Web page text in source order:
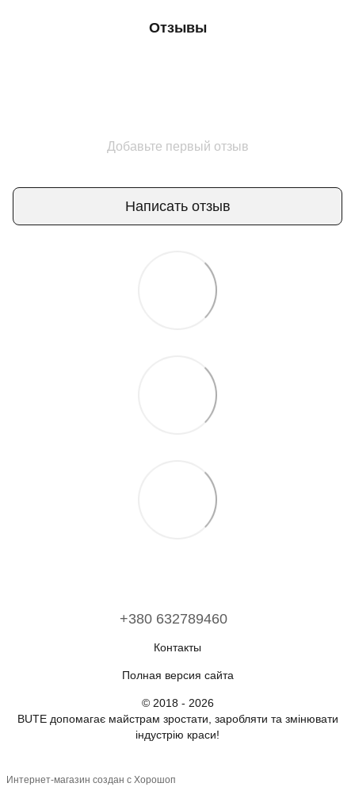
Отзывы
Добавьте первый отзыв
Написать отзыв
+380 632789460
Контакты
Полная версия сайта
© 2018 - 2026
BUTE допомагає майстрам зростати, заробляти та змінювати
індустрію краси!
Интернет-магазин создан с Хорошоп